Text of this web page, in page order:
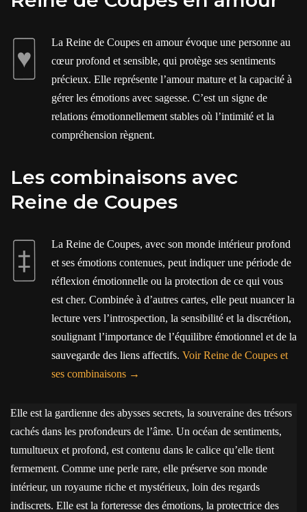
La Reine de Coupes en amour évoque une personne au
cœur profond et sensible, qui protège ses sentiments
précieux. Elle représente l’amour mature et la capacité à
gérer les émotions avec sagesse. C’est un signe de
relations émotionnellement stables où l’intimité et la
compréhension règnent.
Les combinaisons avec
Reine de Coupes
La Reine de Coupes, avec son monde intérieur profond
et ses émotions contenues, peut indiquer une période de
réflexion émotionnelle ou la protection de ce qui vous
est cher. Combinée à d’autres cartes, elle peut nuancer la
lecture vers l’introspection, la sensibilité et la discrétion,
soulignant l’importance de l’équilibre émotionnel et de la
sauvegarde des liens affectifs. Voir Reine de Coupes et
ses combinaisons
Elle est la gardienne des abysses secrets, la souveraine des trésors
cachés dans les profondeurs de l’âme. Un océan de sentiments,
tumultueux et profond, est contenu dans le calice qu’elle tient
fermement. Comme une perle rare, elle préserve son monde
intérieur, un royaume riche et mystérieux, loin des regards
indiscrets. Elle est la forteresse des émotions, la protectrice des